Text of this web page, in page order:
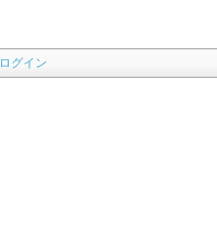
ログイン